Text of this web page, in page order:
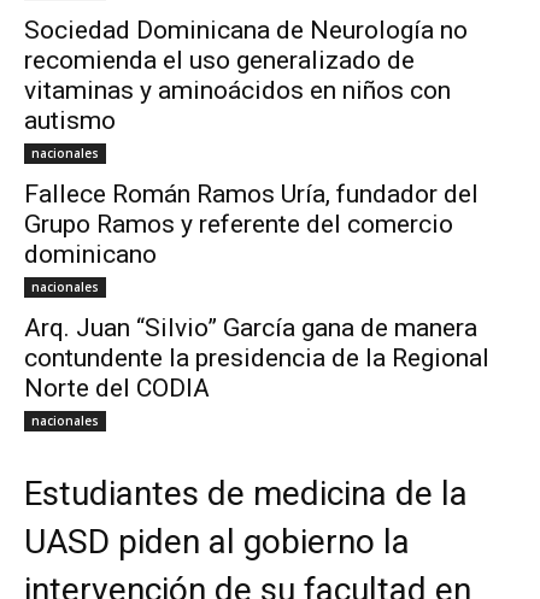
Sociedad Dominicana de Neurología no
recomienda el uso generalizado de
vitaminas y aminoácidos en niños con
autismo
nacionales
Fallece Román Ramos Uría, fundador del
Grupo Ramos y referente del comercio
dominicano
nacionales
Arq. Juan “Silvio” García gana de manera
contundente la presidencia de la Regional
Norte del CODIA
nacionales
Estudiantes de medicina de la
UASD piden al gobierno la
intervención de su facultad en